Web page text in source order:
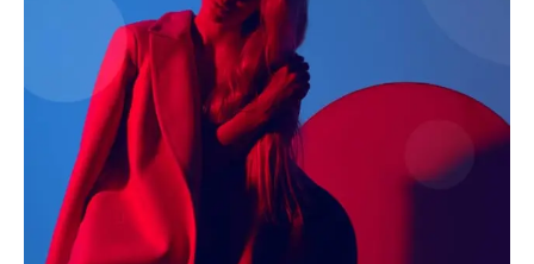
Privacy Policy
Terms of Use Agreement
Facebook
X WhatsApp
Share